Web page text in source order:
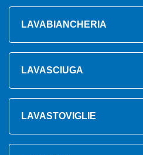
LAVABIANCHERIA
LAVASCIUGA
LAVASTOVIGLIE